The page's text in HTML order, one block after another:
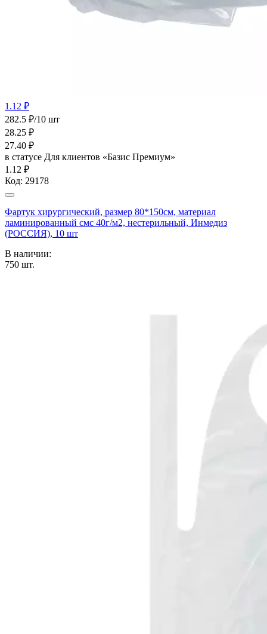
1.12 ₽
282.5 ₽/10 шт
28.25 ₽
27.40 ₽
в статусе Для клиентов «Базис Премиум»
1.12 ₽
Код: 29178
Фартук хирургический, размер 80*150см, материал
ламинированный смс 40г/м2, нестерильный, Инмедиз
(РОССИЯ), 10 шт
В наличии:
750 шт.